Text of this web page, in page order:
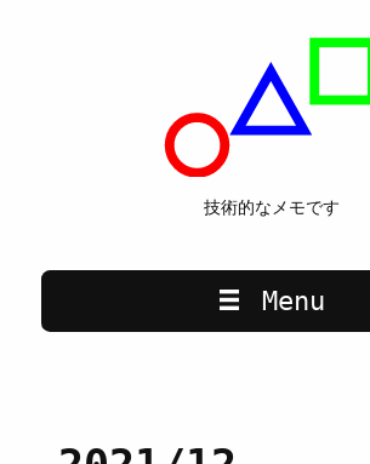
技術的なメモです
Main navigation
Menu